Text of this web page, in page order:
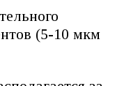
(5-10 мкм